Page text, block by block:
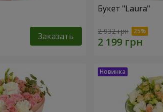
Заказать
Букет "Laura"
2 932 грн